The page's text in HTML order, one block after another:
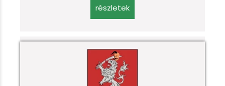
részletek